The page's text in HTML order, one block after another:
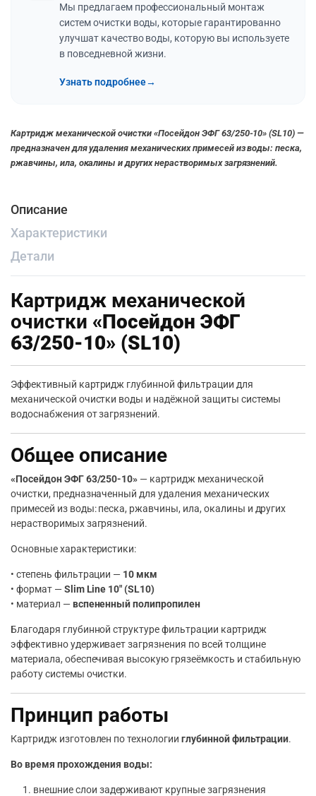
Мы предлагаем профессиональный монтаж
систем очистки воды, которые гарантированно
улучшат качество воды, которую вы используете
в повседневной жизни.
Узнать подробнее→
Картридж механической очистки «Посейдон ЭФГ 63/250-10» (SL10) —
предназначен для удаления механических примесей из воды: песка,
ржавчины, ила, окалины и других нерастворимых загрязнений.
Описание
Характеристики
Детали
Картридж механической
очистки «Посейдон ЭФГ
63/250-10» (SL10)
Эффективный картридж глубинной фильтрации для
механической очистки воды и надёжной защиты системы
водоснабжения от загрязнений.
Общее описание
«Посейдон ЭФГ 63/250-10» — картридж механической
очистки, предназначенный для удаления механических
примесей из воды: песка, ржавчины, ила, окалины и других
нерастворимых загрязнений.
Основные характеристики:
• степень фильтрации — 10 мкм
• формат —Slim Line 10″ (SL10)
• материал — вспененный полипропилен
Благодаря глубинной структуре фильтрации картридж
эффективно удерживает загрязнения по всей толщине
материала, обеспечивая высокую грязеёмкость и стабильную
работу системы очистки.
Принцип работы
Картридж изготовлен по технологии глубинной фильтрации.
Во время прохождения воды:
внешние слои задерживают крупные загрязнения